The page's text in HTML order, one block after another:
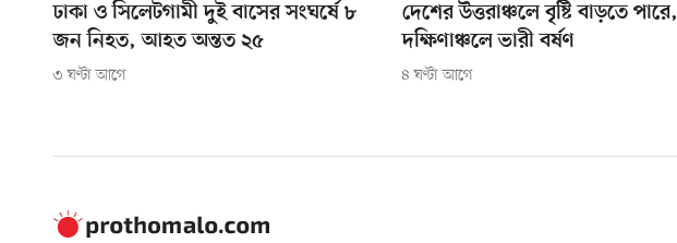
ঢাকা ও সিলেটগামী দুই বাসের সংঘর্ষে ৮
জন নিহত, আহত অন্তত ২৫
৩ ঘণ্টা আগে
দেশের উত্তরাঞ্চলে বৃষ্টি বাড়তে পারে,
দক্ষিণাঞ্চলে ভারী বর্ষণ
৪ ঘণ্টা আগে